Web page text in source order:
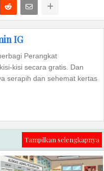
IG
Perangkat
kisi secara gratis. Dan
serapih dan sehemat kertas
Tampilkan selengkapnya